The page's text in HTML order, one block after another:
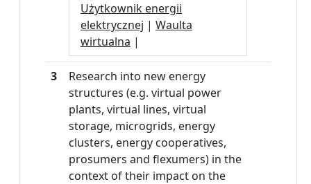
Użytkownik energii
elektrycznej | Waulta
wirtualna |
3
Research into new energy
structures (e.g. virtual power
plants, virtual lines, virtual
storage, microgrids, energy
clusters, energy cooperatives,
prosumers and flexumers) in the
context of their impact on the